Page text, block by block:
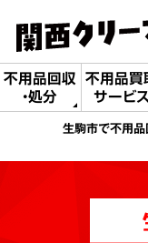
不用品回収
・処分
不用品買
サービ
生駒市で不用品